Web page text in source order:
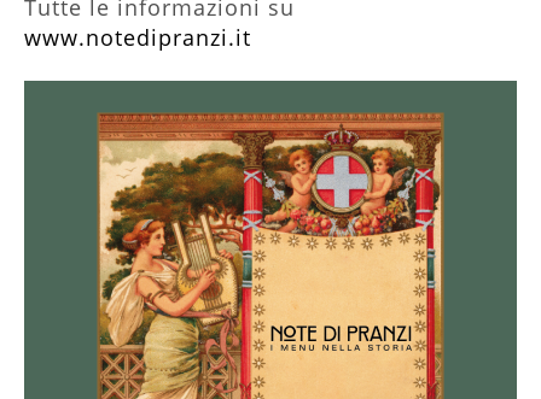
Tutte le informazioni su
www.notedipranzi.it